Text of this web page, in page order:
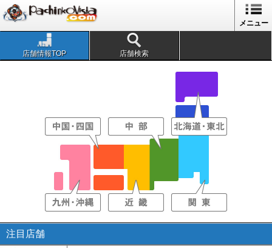
メニュー
店舗情報TOP 店舗検索
注目店舗